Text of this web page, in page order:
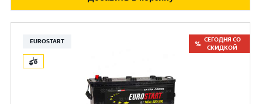
EUROSTART
СЕГОДНЯ СО
СКИДКОЙ